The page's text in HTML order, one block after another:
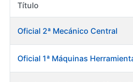
Mostrar/Ocultar
Mostrar/Ocultar
Título
Oficial 2ª Mecánico Central